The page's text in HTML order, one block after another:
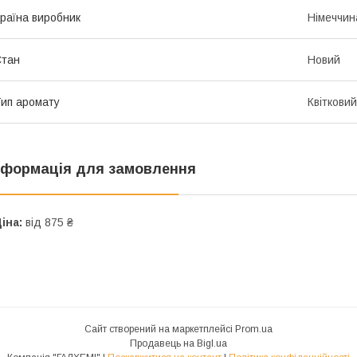
виробник
Новий
аромату Квітковий
для замовлення
від 875 ₴
Сайт створений на маркетплейсі Prom.ua
Продавець на Bigl.ua